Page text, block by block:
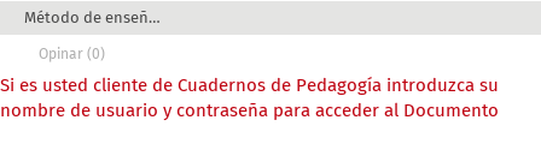
Método de enseñanza y rendimiento académico: un...
Opinar (0)
Si es usted cliente de Cuadernos de Pedagogía introduzca su
nombre de usuario y contraseña para acceder al Documento